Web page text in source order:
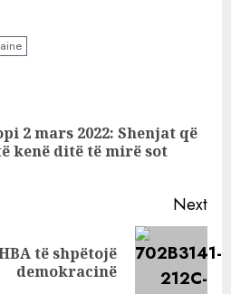
2 mars 2022: Shenjat që
kenë ditë të mirë sot
Next
të shpëtojë
demokracinë